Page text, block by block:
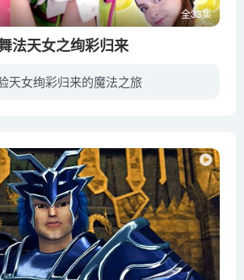
全33集
法天女之绚彩归来
天女绚彩归来的魔法之旅